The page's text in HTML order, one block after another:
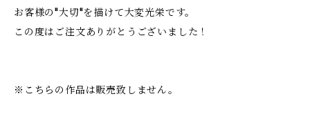
お客様の"大切"を描けて大変光栄です。
この度はご注文ありがとうございました！
※こちらの作品は販売致しません。